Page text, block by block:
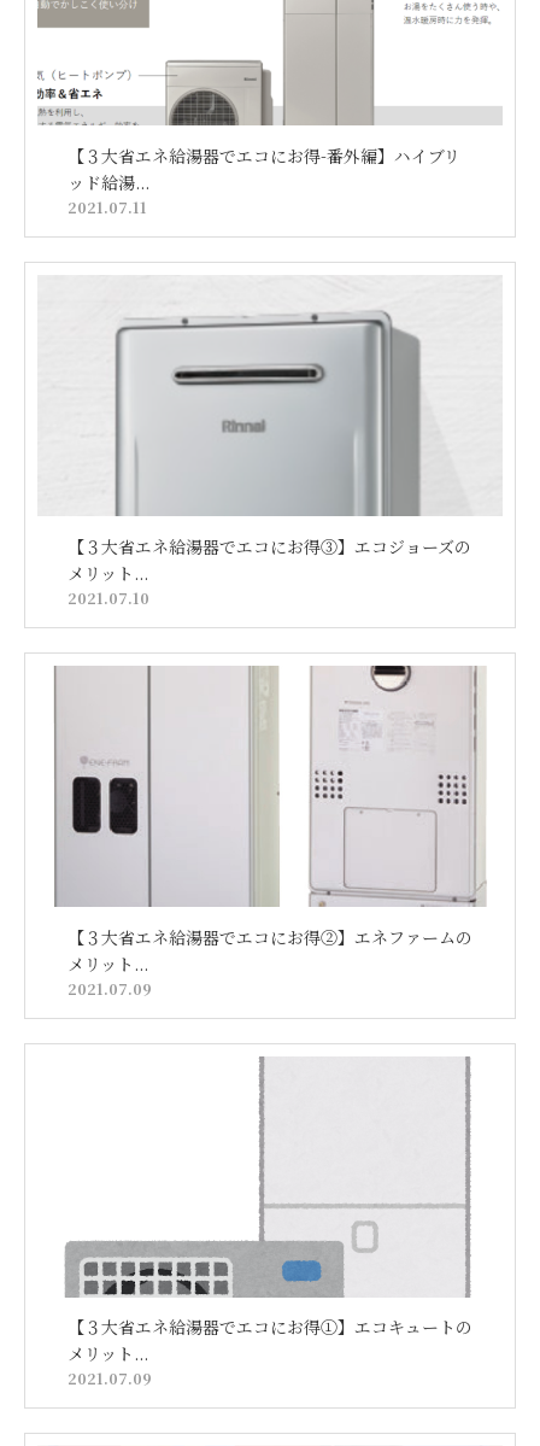
【３大省エネ給湯器でエコにお得-番外編】ハイブリ
ッド給湯...
2021.07.11
【３大省エネ給湯器でエコにお得③】エコジョーズの
メリット...
2021.07.10
【３大省エネ給湯器でエコにお得②】エネファームの
メリット...
2021.07.09
【３大省エネ給湯器でエコにお得①】エコキュートの
メリット...
2021.07.09